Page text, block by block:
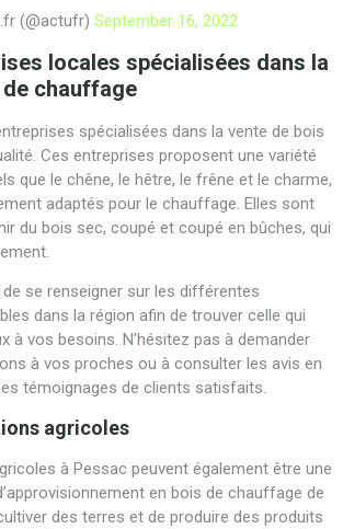
(@actufr) September 16, 2022
locales spécialisées dans la
chauffage
spécialisées dans la vente de bois
Ces entreprises proposent une variété
que le chêne, le hêtre, le frêne et le charme,
adaptés pour le chauffage. Elles sont
du bois sec, coupé et coupé en bûches, qui
se renseigner sur les différentes
dans la région afin de trouver celle qui
à vos besoins. N’hésitez pas à demander
à vos proches ou à consulter les avis en
témoignages de clients satisfaits.
agricoles
à Pessac peuvent également être une
en bois de chauffage de
des terres et de produire des produits